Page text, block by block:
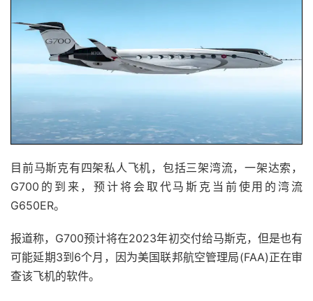
目前马斯克有四架私人飞机，包括三架湾流，一架达索，
G700的到来，预计将会取代马斯克当前使用的湾流
G650ER。
报道称，G700预计将在2023年初交付给马斯克，但是也有
可能延期3到6个月，因为美国联邦航空管理局(FAA)正在审
查该飞机的软件。